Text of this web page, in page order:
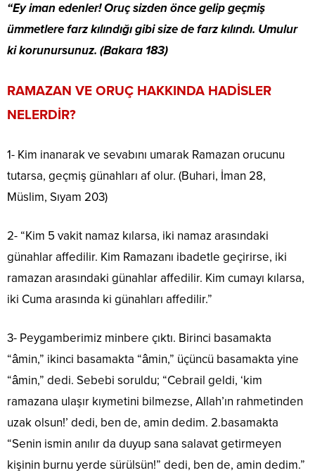
“Ey iman edenler! Oruç sizden önce gelip geçmiş
ümmetlere farz kılındığı gibi size de farz kılındı. Umulur
ki korunursunuz. (Bakara 183)
RAMAZAN VE ORUÇ HAKKINDA HADİSLER
NELERDİR?
1- Kim inanarak ve sevabını umarak Ramazan orucunu
tutarsa, geçmiş günahları af olur. (Buhari, İman 28,
Müslim, Sıyam 203)
2- “Kim 5 vakit namaz kılarsa, iki namaz arasındaki
günahlar affedilir. Kim Ramazanı ibadetle geçirirse, iki
ramazan arasındaki günahlar affedilir. Kim cumayı kılarsa,
iki Cuma arasında ki günahları affedilir.”
3- Peygamberimiz minbere çıktı. Birinci basamakta
“âmin,” ikinci basamakta “âmin,” üçüncü basamakta yine
“âmin,” dedi. Sebebi soruldu; “Cebrail geldi, ‘kim
ramazana ulaşır kıymetini bilmezse, Allah’ın rahmetinden
uzak olsun!’ dedi, ben de, amin dedim. 2.basamakta
“Senin ismin anılır da duyup sana salavat getirmeyen
kişinin burnu yerde sürülsün!” dedi, ben de, amin dedim.”